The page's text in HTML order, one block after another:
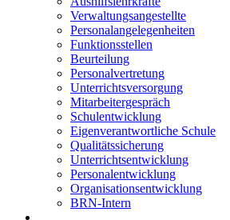
Verwaltungsangestellte
Personalangelegenheiten
Funktionsstellen
Beurteilung
Personalvertretung
Unterrichtsversorgung
Mitarbeitergespräch
Schulentwicklung
Eigenverantwortliche Schule
Qualitätssicherung
Unterrichtsentwicklung
Personalentwicklung
Organisationsentwicklung
BRN-Intern